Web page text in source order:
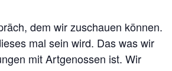
dem wir zuschauen können.
mal sein wird. Das was wir
mit Artgenossen ist. Wir